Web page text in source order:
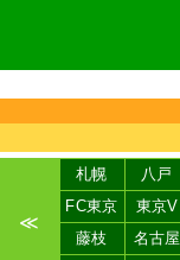
≪
札幌 八戸
FC東京
東京V
藤枝
名古屋